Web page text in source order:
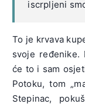
iscrpljeni
To je krvava
svoje ređenike.
će to i sam
Potoku, tom
Stepinac,